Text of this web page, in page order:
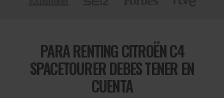
PARARENTING CITROËN C4
SPACETOURER DEBES TENER EN
CUENTA